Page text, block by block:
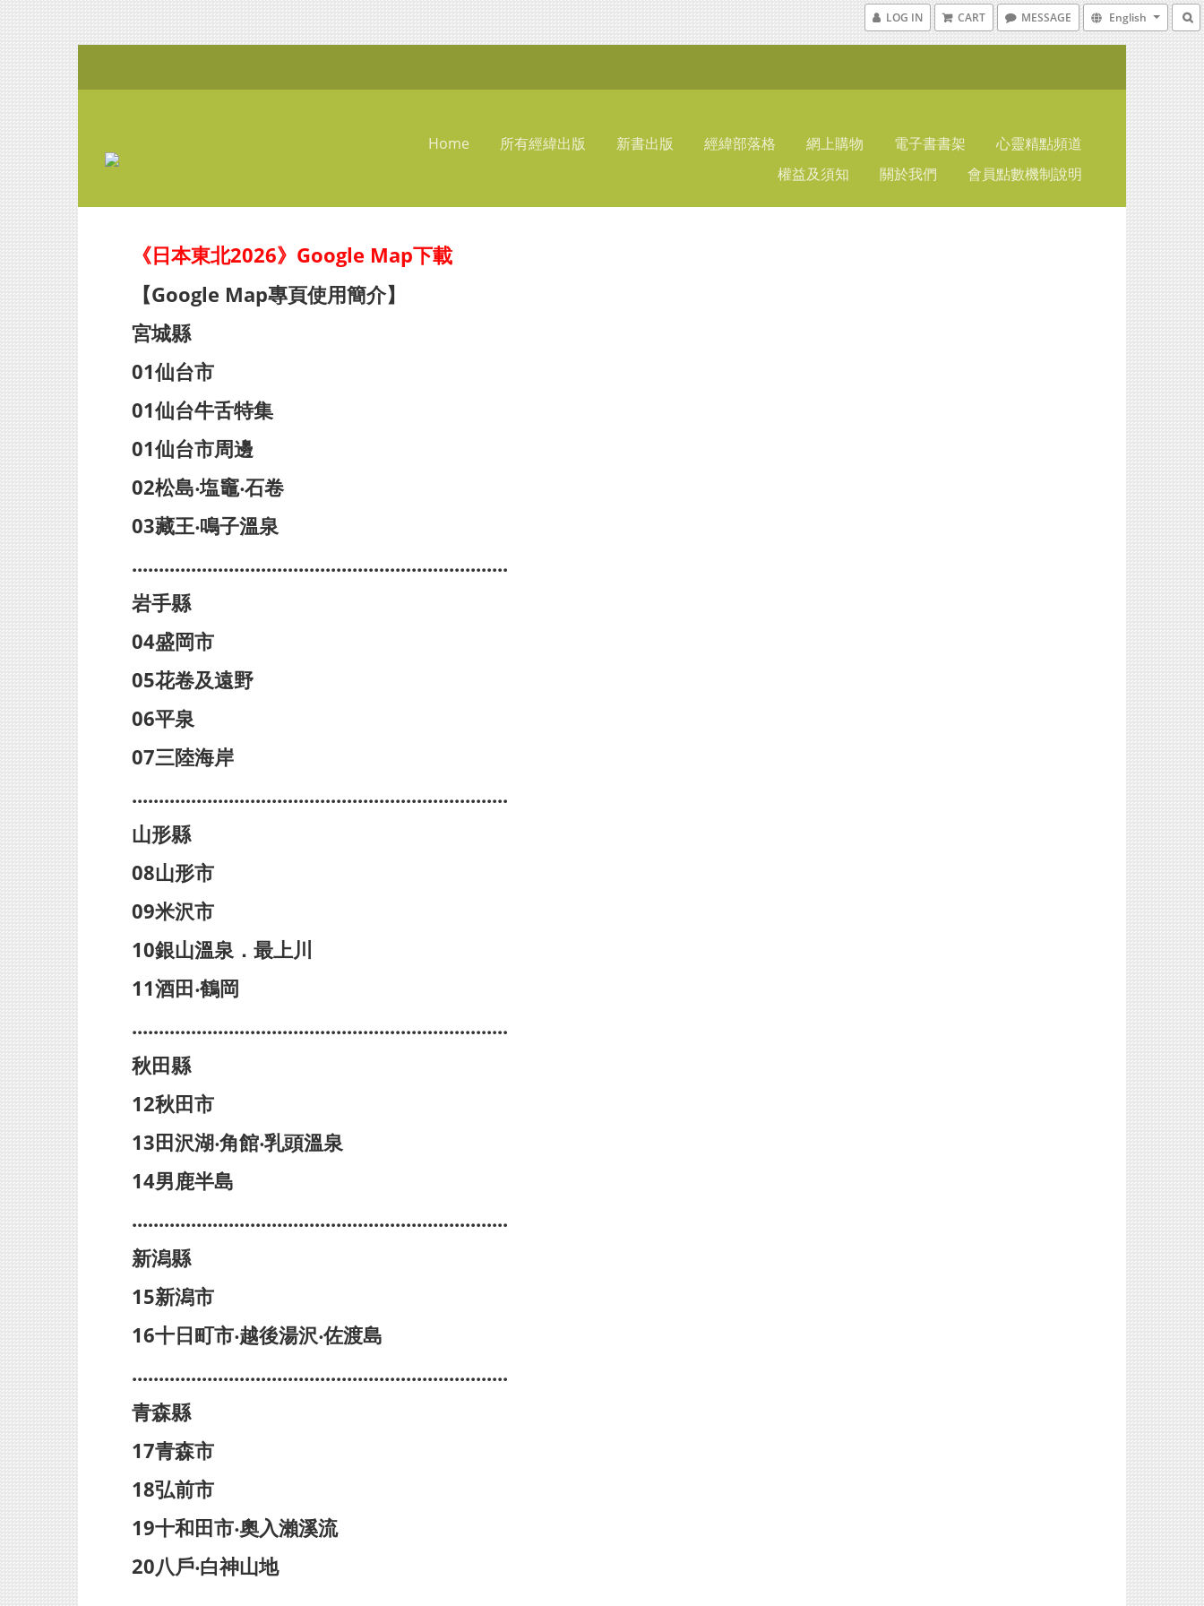
LOG IN CART MESSAGE English
Home 所有經緯出版 新書出版 經緯部落格 網上購物 電子書書架
心靈精點頻道
權益及須知
關於我們 會員點數機制說明
《日本東北2026》Google Map下載
【Google Map專頁使用簡介】
宮城縣
01仙台市
01仙台牛舌特集
01仙台市周邊
02松島‧塩竈‧石卷
03藏王‧鳴子溫泉
......................................................................
岩手縣
04盛岡市
05花卷及遠野
06平泉
07三陸海岸
......................................................................
山形縣
08山形市
09米沢市
10銀山溫泉．最上川
11酒田‧鶴岡
......................................................................
秋田縣
12秋田市
13田沢湖‧角館‧乳頭溫泉
14男鹿半島
......................................................................
新潟縣
15新潟市
16十日町市‧越後湯沢‧佐渡島
......................................................................
青森縣
17青森市
18弘前市
19十和田市‧奧入瀨溪流
20八戶‧白神山地